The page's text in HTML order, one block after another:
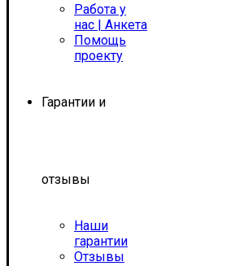
Работа у
нас | Анкета
Помощь
проекту
Гарантии и
отзывы
Наши
гарантии
Отзывы